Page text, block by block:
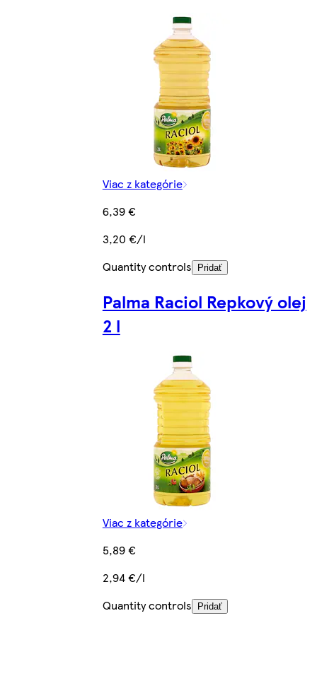
Viac z kategórie
6,39 €
3,20 €/l
Quantity controls
Pridať
Palma Raciol Repkový olej
2 l
Viac z kategórie
5,89 €
2,94 €/l
Quantity controls
Pridať